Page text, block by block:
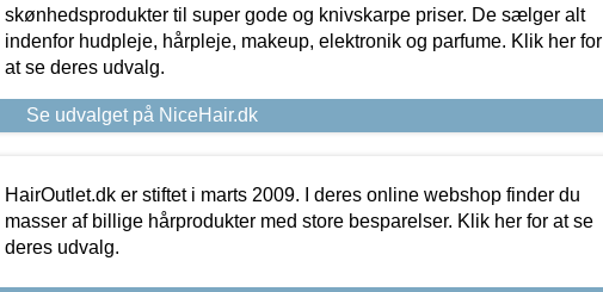
skønhedsprodukter til super gode og knivskarpe priser. De sælger alt
indenfor hudpleje, hårpleje, makeup, elektronik og parfume. Klik her for
at se deres udvalg.
Se udvalget på NiceHair.dk
HairOutlet.dk er stiftet i marts 2009. I deres online webshop finder du
masser af billige hårprodukter med store besparelser. Klik her for at se
deres udvalg.